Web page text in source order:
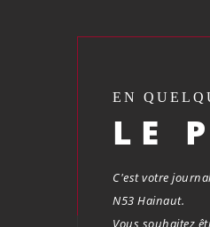
EN
LE
C'est votre
N53 Hainaut.
Vous souhaitez